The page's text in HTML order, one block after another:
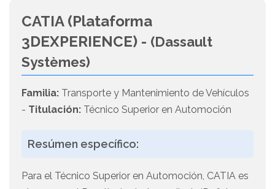
CATIA (Plataforma
3DEXPERIENCE) - (Dassault
Systèmes)
Familia: Transporte y Mantenimiento de Vehículos
- Titulación: Técnico Superior en Automoción
Resúmen específico:
Para el Técnico Superior en Automoción, CATIA es